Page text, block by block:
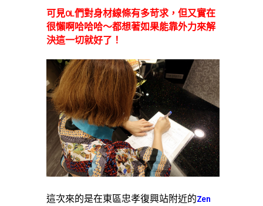
可見OL們對身材線條有多苛求，但又實在
很懶啊哈哈哈～都想著如果能靠外力來解
決這一切就好了！
這次來的是在東區忠孝復興站附近的Zen